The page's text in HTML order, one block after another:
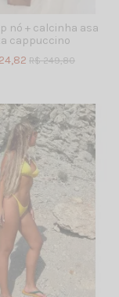
nó + calcinha asa
cappuccino
R$ 249,80